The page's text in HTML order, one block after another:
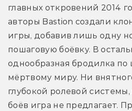
главных откровений 2014
авторы Bastion создали
игры, добавив лишь одну
пошаговую боёвку. В
однообразная бродилка по
мёртвому миру. Ни
глубокой ролевой
боёв игра не предлагает.